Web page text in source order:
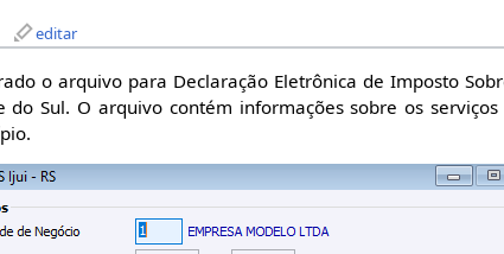
editar
o arquivo para Declaração Eletrônica de Imposto
do Sul. O arquivo contém informações sobre os